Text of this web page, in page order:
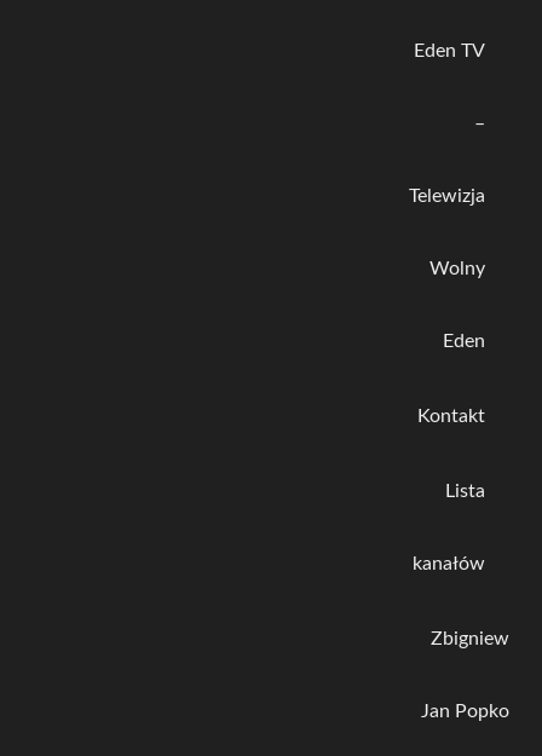
Eden TV
–
Telewizja
Wolny
Eden
Kontakt
Lista
kanałów
Zbigniew
Jan Popko